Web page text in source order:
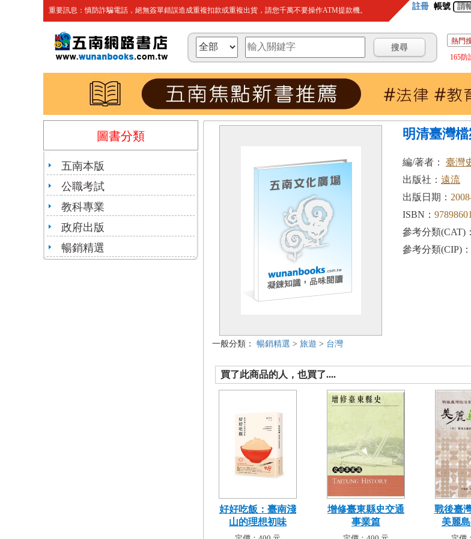
重要訊息：慎防詐騙電話，絕無簽單錯誤造成重複扣款或重複出貨，請您千萬不要操作ATM提款機。 註冊 帳號
熱門
165防
圖書分類
五南本版
公職考試
教科專業
政府出版
暢銷精選
一般分類： 暢銷精選 > 旅遊 > 台灣
明清臺灣
編/著者： 臺灣
出版社： 遠流
出版日期：
ISBN：
參考分類(CAT)：
參考分類(CIP)：
買了此商品的人，也買了....
好好吃飯：臺南淺
山的理想初味
增修臺東縣史交通
事業篇
戰後臺
美麗